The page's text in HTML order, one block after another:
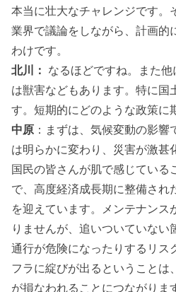
本当に壮大なチャレンジです。
業界で議論をしながら、計画的
わけです。
北川： なるほどですね。また
は獣害などもあります。特に国
す。短期的にどのような政策に
中原 ：まずは、気候変動の影
は明らかに変わり、災害が激甚
国民の皆さんが肌で感じている
で、高度経済成長期に整備され
を迎えています。メンテナンス
りませんが、追いついていない
通行が危険になったりするリス
フラに綻びが出るということは
が損なわれることにつながりま